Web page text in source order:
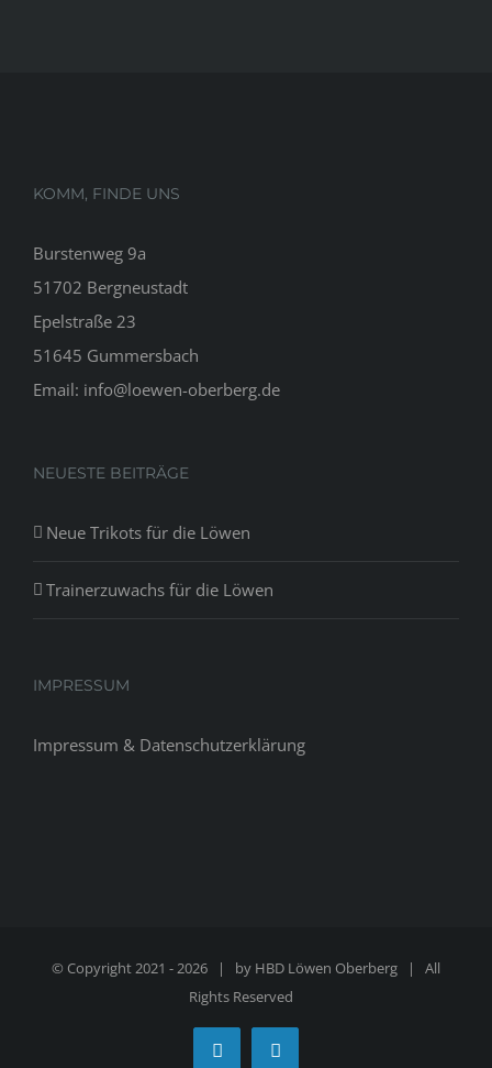
KOMM, FINDE UNS
Burstenweg 9a
51702 Bergneustadt
Epelstraße 23
51645 Gummersbach
Email: info@loewen-oberberg.de
NEUESTE BEITRÄGE
Neue Trikots für die Löwen
Trainerzuwachs für die Löwen
IMPRESSUM
Impressum & Datenschutzerklärung
© Copyright 2021 -2026 | by HBD Löwen Oberberg | All
Rights Reserved
FacebookInstagram